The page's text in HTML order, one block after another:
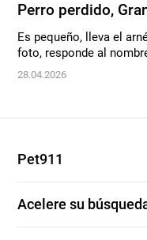
Perro perdido,
Es pequeño, lleva el
foto, responde al
28.04.2026
Pet911
Acelere su